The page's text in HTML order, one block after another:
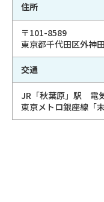
住所
〒101-8589
東京都千代田区外神
交通
JR「秋葉原」駅 電
東京メトロ銀座線「